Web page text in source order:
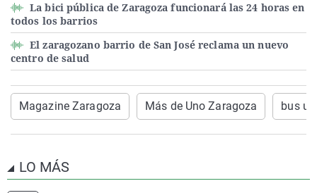
La bici pública de Zaragoza funcionará las 24 horas en
todos los barrios
El zaragozano barrio de San José reclama un nuevo
centro de salud
Magazine Zaragoza Más de Uno Zaragoza bus
LO MÁS